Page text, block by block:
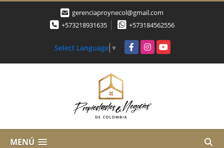
gerenciaproynecol@gmail.com
+573218931635
+573184562556
Select Language ▼ FacebookInstagramYouTube
MENÚ